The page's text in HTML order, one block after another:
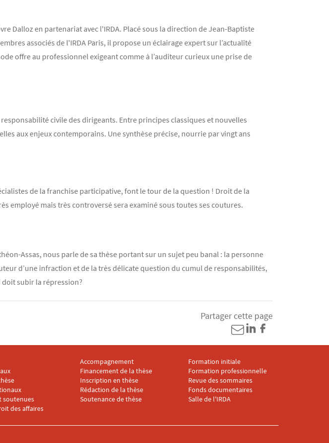
Dalloz en partenariat avec l'IRDA. Placé sous la direction de Jean-Baptiste
associés de l'IRDA Paris, il propose un éclairage expert sur l’actualité
offre au professionnel exigeant comme à l’auditeur curieux une prise de
civile des dirigeants. Entre principes classiques et nouvelles
aux enjeux contemporains. Une synthèse précise, nourrie par vingt ans
de la franchise participative, font le tour de la question ! Droit de la
employé mais très controversé sera examiné sous toutes ses coutures.
Assas, nous parle de sa thèse portant sur un sujet peu banal : la personne
d’une infraction et de la très délicate question du cumul de responsabilités,
doit subir la répression?
Partager cette page
soutenues
des affaires
Menu footer IRDA 4
Accompagnement
Financement de la thèse
Inscription en thèse
Rédaction de la thèse
Soutenance de thèse
Menu footer IRDA 5
Formation initiale
Formation professionnelle
Revue des sommaires
Fonds documentaires
Salle de l'IRDA